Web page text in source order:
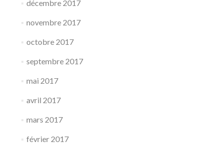
décembre 2017
novembre 2017
octobre 2017
septembre 2017
mai 2017
avril 2017
mars 2017
février 2017